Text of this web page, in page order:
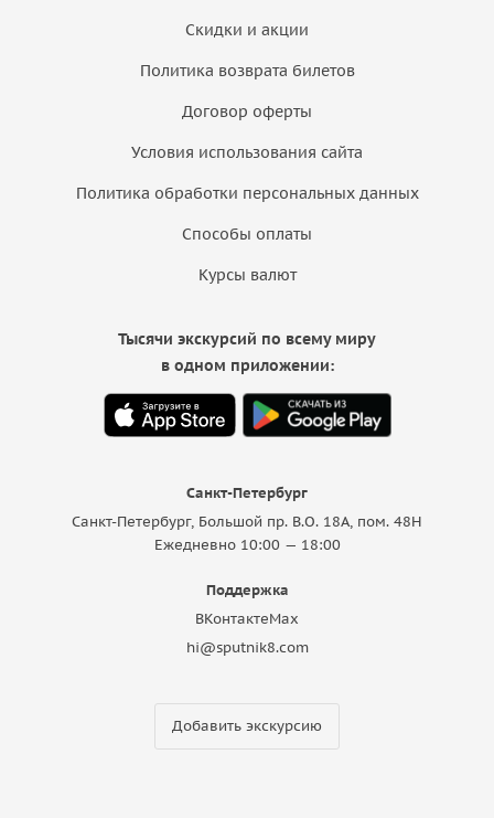
Скидки и акции
Политика возврата билетов
Договор оферты
Условия использования сайта
Политика обработки персональных данных
Способы оплаты
Курсы валют
Санкт-Петербург
Санкт-Петербург, Большой пр. В.О. 18A, пом. 48Н
Ежедневно 10:00 — 18:00
Поддержка
ВКонтактеMax
hi@sputnik8.com
Добавить экскурсию
Тысячи экскурсий по всему миру
в одном приложении: